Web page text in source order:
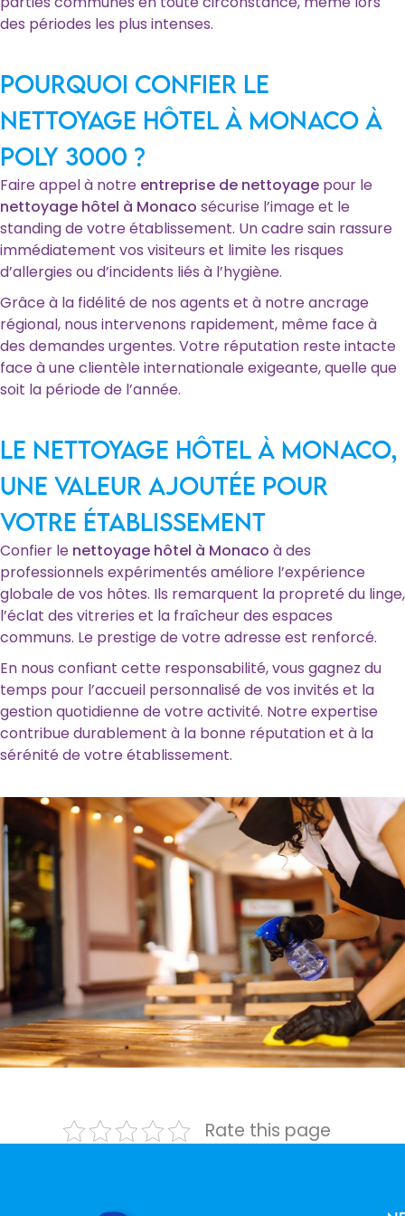
des périodes les plus intenses.
Pourquoi confier le
nettoyage hôtel à Monaco à
POLY 3000 ?
Faire appel à notre entreprise de nettoyage pour le
nettoyage hôtel à Monaco sécurise l’image et le
standing de votre établissement. Un cadre sain rassure
immédiatement vos visiteurs et limite les risques
d’allergies ou d’incidents liés à l’hygiène.
Grâce à la fidélité de nos agents et à notre ancrage
régional, nous intervenons rapidement, même face à
des demandes urgentes. Votre réputation reste intacte
face à une clientèle internationale exigeante, quelle que
soit la période de l’année.
Le nettoyage hôtel à Monaco,
une valeur ajoutée pour
votre établissement
Confier le nettoyage hôtel à Monaco à des
professionnels expérimentés améliore l’expérience
globale de vos hôtes. Ils remarquent la propreté du linge,
l’éclat des vitreries et la fraîcheur des espaces
communs. Le prestige de votre adresse est renforcé.
En nous confiant cette responsabilité, vous gagnez du
temps pour l’accueil personnalisé de vos invités et la
gestion quotidienne de votre activité. Notre expertise
contribue durablement à la bonne réputation et à la
sérénité de votre établissement.
Rate this page